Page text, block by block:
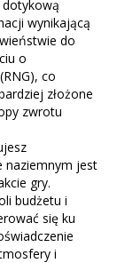
wynikającą
do
o
co
złożone
zwrotu
naziemnym jest
gry.
budżetu i
się ku
i